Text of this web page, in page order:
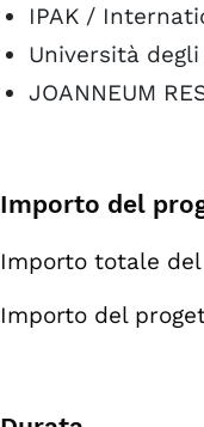
IPAK /
Università
JOANNEUM
Importo del
Importo totale
Importo del